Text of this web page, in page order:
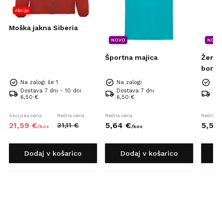
Akcija
Moška jakna Siberia
Na zalogi še 1
Dostava 7 dni - 10 dni
6,50 €
Akcijska cena
21,59 €/kos
Redna cena
31,11 €
Dodaj v košarico
NOVO
Športna majica
Na zalogi
Dostava 7 dni
6,50 €
Redna cena
5,64 €/kos
Dodaj v košarico
NOVO
Redna
5,56